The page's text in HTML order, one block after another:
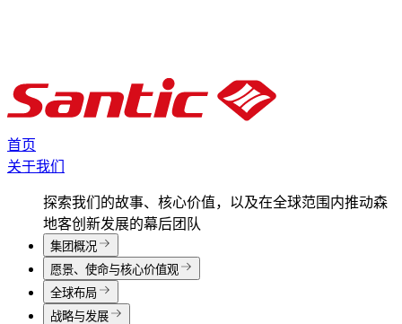
首页
关于我们
探索我们的故事、核心价值，以及在全球范围内推动森
地客创新发展的幕后团队
集团概况
愿景、使命与核心价值观
全球布局
战略与发展